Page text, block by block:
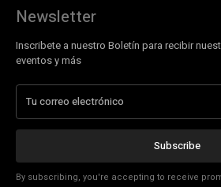
Newsletter
Inscribete a nuestro Boletín para recibir
eventos y más
Subscribe
By subscribing, you're accepting to receive